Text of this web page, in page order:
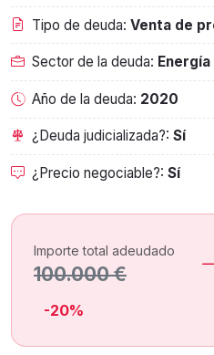
Tipo de deuda: Venta de
Sector de la deuda:
Año de la deuda: 2020
¿Deuda judicializada?:Sí
¿Precio negociable?: Sí
Importe total adeudado
100.000 €
-20%